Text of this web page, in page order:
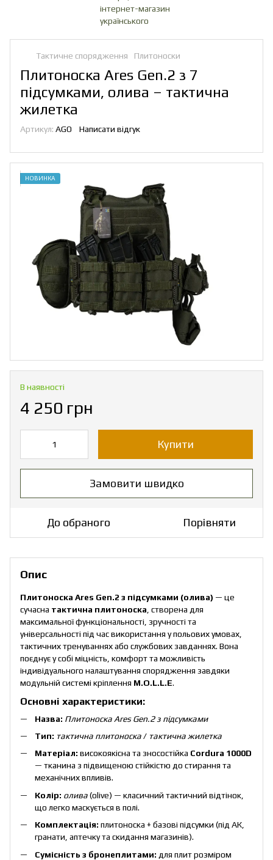
Тактичне спорядження Плитоноски
Плитоноска Ares Gen.2 з 7
підсумками, олива – тактична
жилетка
Артикул: AGO Написати відгук
НОВИНКА
В наявності
4 250 грн
Купити
Замовити швидко
До обраного Порівняти
Опис
Плитоноска Ares Gen.2 з підсумками (олива) — це
сучасна тактична плитоноска , створена для
максимальної функціональності, зручності та
універсальності під час використання у польових умовах,
тактичних тренуваннях або службових завданнях. Вона
поєднує у собі міцність, комфорт та можливість
індивідуального налаштування спорядження завдяки
модульній системі кріплення M.O.L.L.E.
Основні характеристики:
Назва: Плитоноска Ares Gen.2 з підсумками
Тип: тактична плитоноска/ тактична жилетка
Матеріал: високоякісна та зносостійка Cordura 1000D
— тканина з підвищеною стійкістю до стирання та
механічних впливів.
Колір: олива(olive) — класичний тактичний відтінок,
що легко маскується в полі.
Комплектація: плитоноска + базові підсумки (під АК,
гранати, аптечку та скидання магазинів).
Сумісність з бронеплитами: для плит розміром